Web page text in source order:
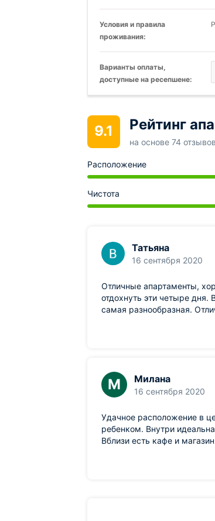
Условия и правила
проживания:
Варианты оплаты,
доступные на ресепшене:
9.1 Рейтинг
на основе 74 отзывов
Расположение
Чистота
Татьяна
16 сентября 2020
Отличные апартаменты,
отдохнуть эти четыре дня.
самая разнообразная.
М Милана
16 сентября 2020
Удачное расположение в
ребенком. Внутри
Вблизи есть кафе и